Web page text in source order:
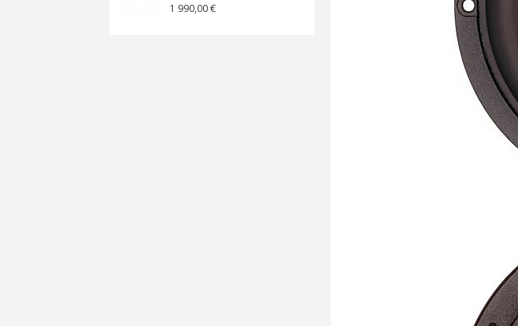
1 990,00 €